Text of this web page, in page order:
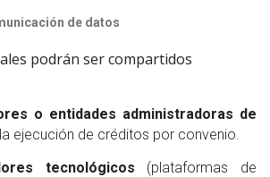
de datos
podrán ser compartidos
o entidades administradoras de
ejecución de créditos por convenio.
tecnológicos (plataformas de